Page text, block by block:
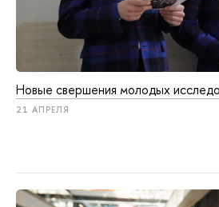
Новые свершения молодых
21 АПРЕЛЯ